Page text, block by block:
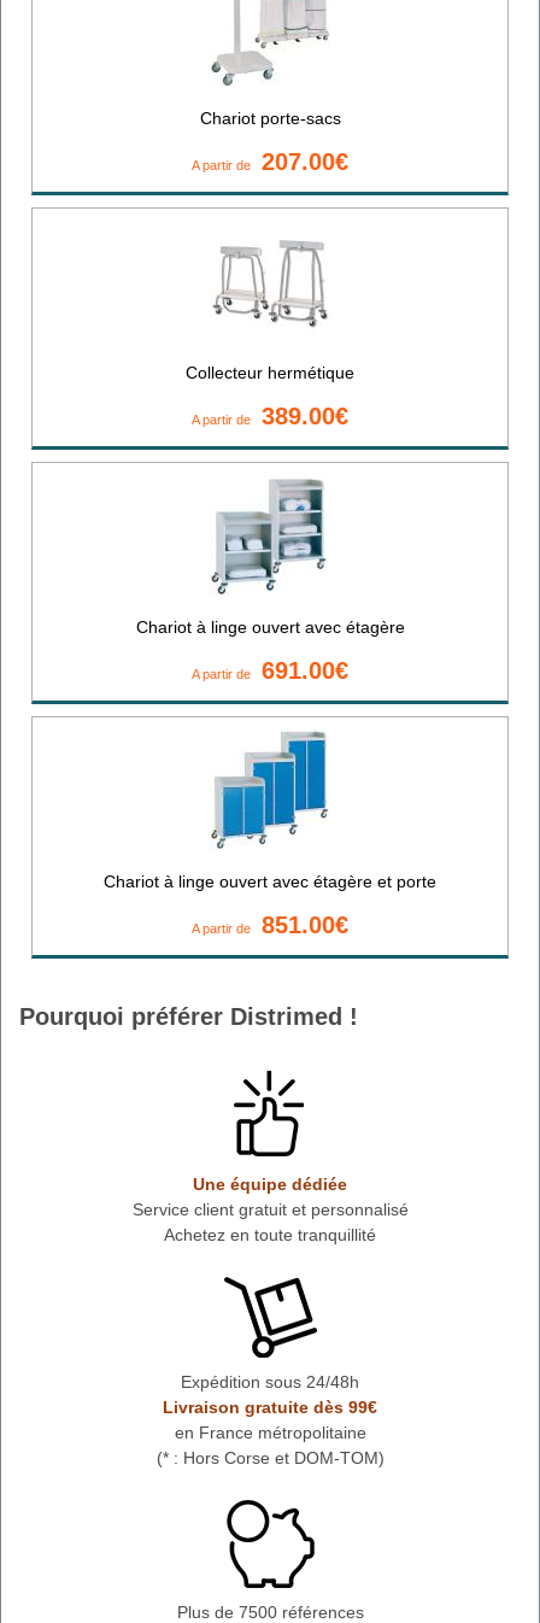
Chariot porte-sacs
A partir de 207.00€
Collecteur hermétique
A partir de 389.00€
Chariot à linge ouvert avec étagère
A partir de 691.00€
Chariot à linge ouvert avec étagère et porte
A partir de 851.00€
Pourquoi préférer Distrimed !
Une équipe dédiée
Service client gratuit et personnalisé
Achetez en toute tranquillité
Expédition sous 24/48h
Livraison gratuite dès 99€
en France métropolitaine
(* : Hors Corse et DOM-TOM)
Plus de 7500 références